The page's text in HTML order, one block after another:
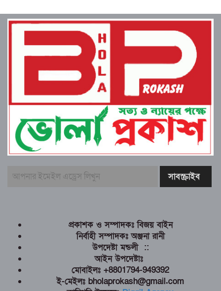
প্রকাশক ও সম্পাদকঃ বিজয় বাইন
নির্বাহী সম্পাদকঃ অঞ্জনা রানী
উপদেষ্টা মন্ডলী ::
আইন উপদেষ্টাঃ
মোবাইলঃ +8801794-949392
ই-মেইলঃ bholaprokash@gmail.com